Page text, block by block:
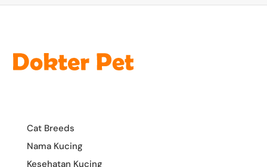
Cat Breeds
Nama Kucing
Kesehatan Kucing